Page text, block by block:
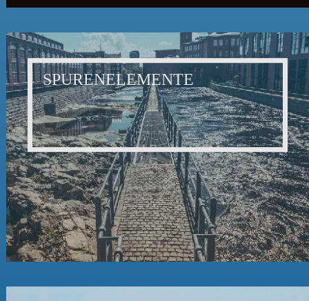
SPURENELEMENTE